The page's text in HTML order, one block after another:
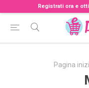
Registrati ora e
Pagina